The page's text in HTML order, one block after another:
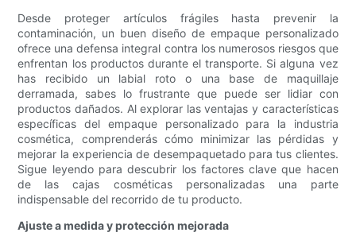
Desde proteger artículos frágiles hasta prevenir la
contaminación, un buen diseño de empaque personalizado
ofrece una defensa integral contra los numerosos riesgos que
enfrentan los productos durante el transporte. Si alguna vez
has recibido un labial roto o una base de maquillaje
derramada, sabes lo frustrante que puede ser lidiar con
productos dañados. Al explorar las ventajas y características
específicas del empaque personalizado para la industria
cosmética, comprenderás cómo minimizar las pérdidas y
mejorar la experiencia de desempaquetado para tus clientes.
Sigue leyendo para descubrir los factores clave que hacen
de las cajas cosméticas personalizadas una parte
indispensable del recorrido de tu producto.
Ajuste a medida y protección mejorada